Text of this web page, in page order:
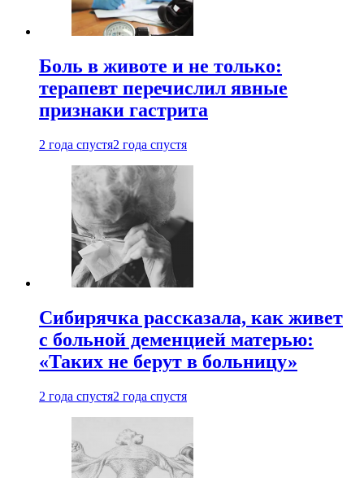
Боль в животе и не только:
терапевт перечислил явные
признаки гастрита
2 года спустя2 года спустя
Сибирячка рассказала, как живет
с больной деменцией матерью:
«Таких не берут в больницу»
2 года спустя2 года спустя